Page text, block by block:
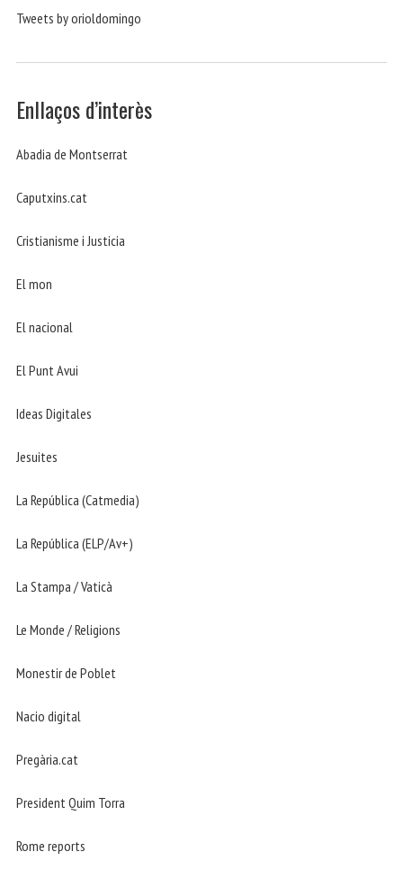
Tweets by orioldomingo
Enllaços d’interès
Abadia de Montserrat
Caputxins.cat
Cristianisme i Justicia
El mon
El nacional
El Punt Avui
Ideas Digitales
Jesuites
La República (Catmedia)
La República (ELP/Av+)
La Stampa / Vaticà
Le Monde / Religions
Monestir de Poblet
Nacio digital
Pregària.cat
President Quim Torra
Rome reports